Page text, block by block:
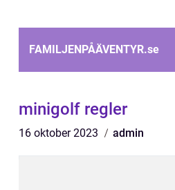
FAMILJENPÅÄVENTYR.se
minigolf regler
16 oktober 2023 admin